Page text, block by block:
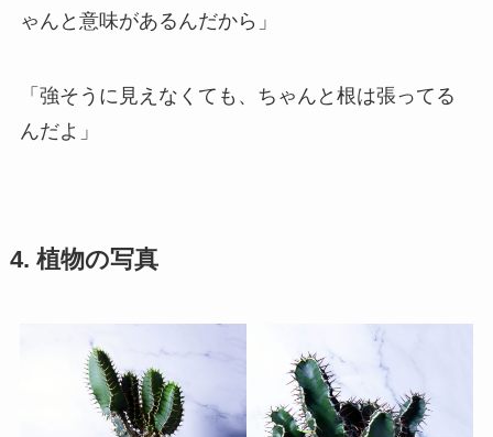
ゃんと意味があるんだから」
「強そうに見えなくても、ちゃんと根は張ってる
んだよ」
4. 植物の写真